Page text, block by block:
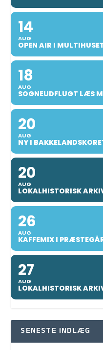
14
AUG
OPEN AIR I
18
AUG
SOGNEUDFLUGT LÆS
20
AUG
NY I
20
AUG
LOKALHISTORISK
26
AUG
KAFFEMIX I
27
AUG
LOKALHISTORISK
SENESTE INDLÆG